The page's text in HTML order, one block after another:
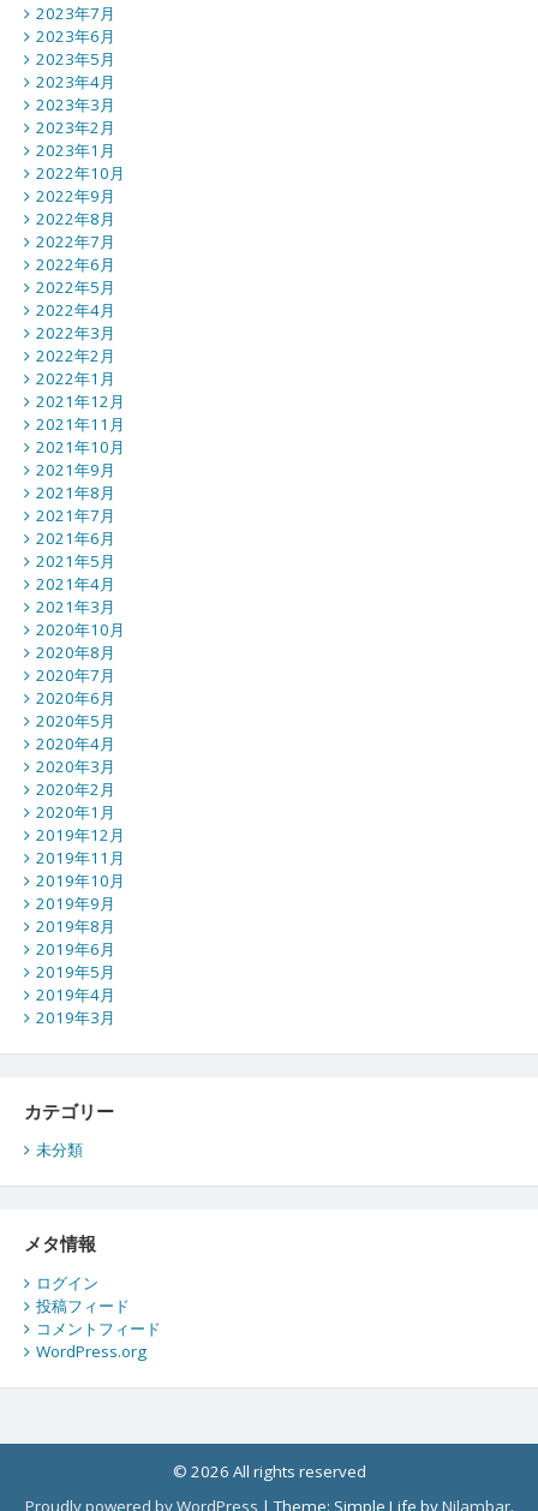
2023年7月
2023年6月
2023年5月
2023年4月
2023年3月
2023年2月
2023年1月
2022年10月
2022年9月
2022年8月
2022年7月
2022年6月
2022年5月
2022年4月
2022年3月
2022年2月
2022年1月
2021年12月
2021年11月
2021年10月
2021年9月
2021年8月
2021年7月
2021年6月
2021年5月
2021年4月
2021年3月
2020年10月
2020年8月
2020年7月
2020年6月
2020年5月
2020年4月
2020年3月
2020年2月
2020年1月
2019年12月
2019年11月
2019年10月
2019年9月
2019年8月
2019年6月
2019年5月
2019年4月
2019年3月
カテゴリー
未分類
メタ情報
ログイン
投稿フィード
コメントフィード
WordPress.org
© 2026 All rights reserved
Proudly powered by WordPress |Theme: Simple Life byNilambar.